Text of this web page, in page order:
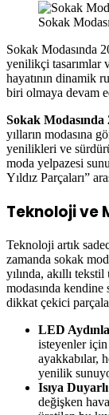
Sokak
Sokak Modasında
yenilikçi tasarımlar
hayatının dinamik
biri olmaya devam
Sokak Modasında
yılların modasına
yenilikleri ve
moda yelpazesi
Yıldız Parçaları”
Teknoloji ve
Teknoloji artık
zamanda sokak
yılında, akıllı
modasında
dikkat çekici
LED
isteyenler
ayakkabılar,
yenilik
Isıya
değişken